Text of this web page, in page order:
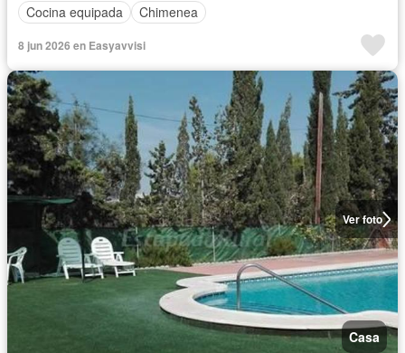
Cocina equipada
Chimenea
8 jun 2026 en Easyavvisi
Ver foto
Casa